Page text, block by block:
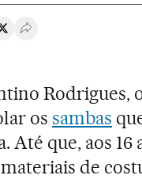
en Whatsapp
en Facebook
Compartir en Twitter
Desplegar Redes
Rodrigues,
ossambas
Até que, aos
de